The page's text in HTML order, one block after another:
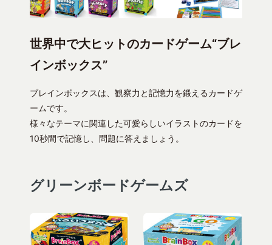
世界中で大ヒットのカードゲーム“ブレ
インボックス”
ブレインボックスは、観察力と記憶力を鍛えるカードゲ
ームです。
様々なテーマに関連した可愛らしいイラストのカードを
10秒間で記憶し、問題に答えましょう。
グリーンボードゲームズ